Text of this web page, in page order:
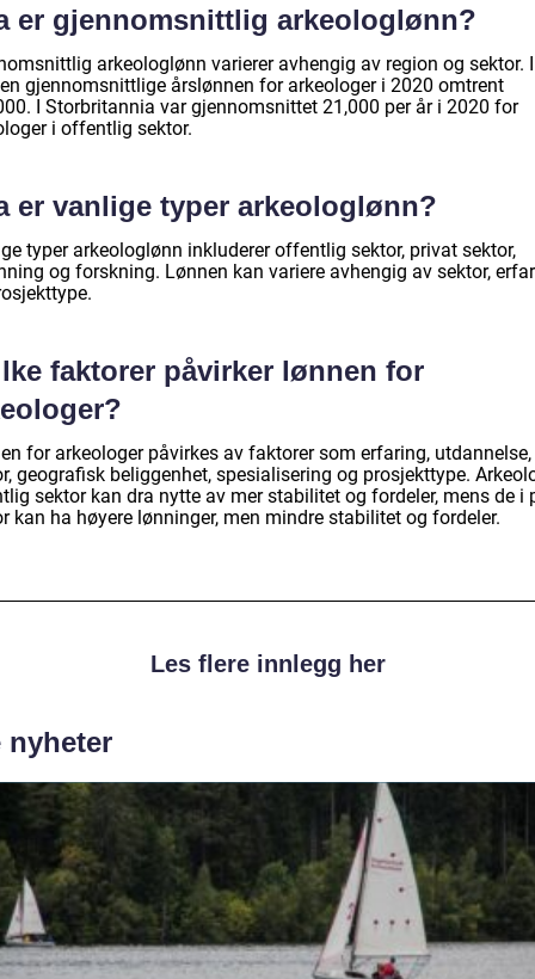
er gjennomsnittlig arkeologlønn?
arkeologlønn varierer avhengig av region og sektor.
gjennomsnittlige årslønnen for arkeologer i 2020 omtrent
I Storbritannia var gjennomsnittet 21,000 per år i 2020 for
i offentlig sektor.
er vanlige typer arkeologlønn?
typer arkeologlønn inkluderer offentlig sektor, privat sektor,
og forskning. Lønnen kan variere avhengig av sektor,
faktorer påvirker lønnen for
for arkeologer påvirkes av faktorer som erfaring, utdannelse,
geografisk beliggenhet, spesialisering og prosjekttype.
sektor kan dra nytte av mer stabilitet og fordeler, mens de i
kan ha høyere lønninger, men mindre stabilitet og fordeler.
Les flere innlegg her
nyheter